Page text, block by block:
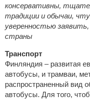
консервативны,
традиции и обычаи,
уверенностью
страны
Транспорт
Финляндия – развитая
автобусы, и трамваи,
распространенный вид
автобусы. Для того,